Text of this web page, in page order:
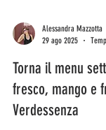
Alessandra Mazzotta
29 ago 2025
Torna il menu
fresco, mango e